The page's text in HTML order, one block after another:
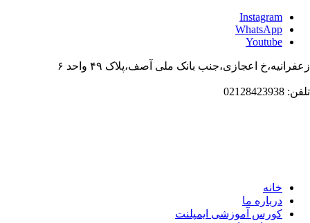
اعجازی،جنب بانک ملی آصف،پلاک ۴۹ واحد ۶
ما
آموزشی ایمپلنت